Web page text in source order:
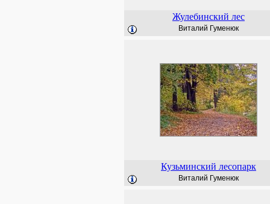
Жулебинский лес
Виталий Гуменюк
Кузьминский лесопарк
Виталий Гуменюк